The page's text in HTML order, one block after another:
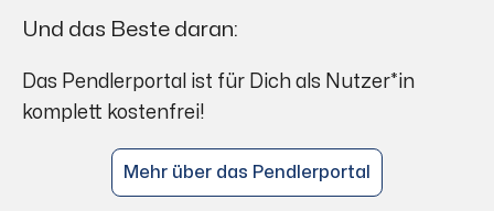
Und das Beste daran:
Das Pendlerportal ist für Dich als Nutzer*in
komplett kostenfrei!
Mehr über das Pendlerportal